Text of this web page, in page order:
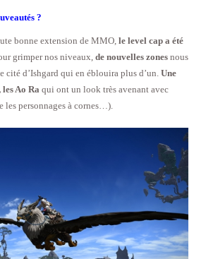
?
bonne extension de MMO, le level cap a été
grimper nos niveaux, de nouvelles zones nous
cité d’Ishgard qui en éblouira plus d’un. Une
Ao Ra qui ont un look très avenant avec
les personnages à cornes…).